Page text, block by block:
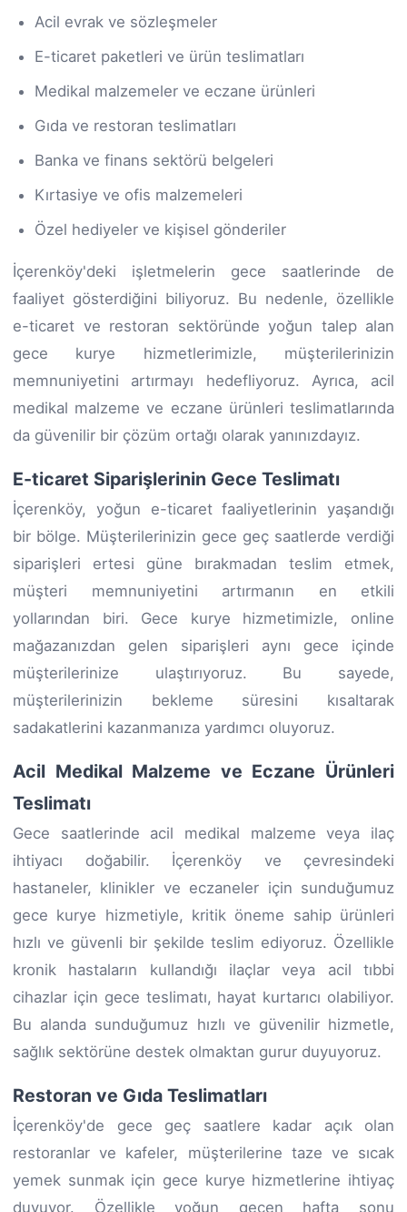
Acil evrak ve sözleşmeler
E-ticaret paketleri ve ürün teslimatları
Medikal malzemeler ve eczane ürünleri
Gıda ve restoran teslimatları
Banka ve finans sektörü belgeleri
Kırtasiye ve ofis malzemeleri
Özel hediyeler ve kişisel gönderiler
İçerenköy'deki işletmelerin gece saatlerinde de
faaliyet gösterdiğini biliyoruz. Bu nedenle, özellikle
e-ticaret ve restoran sektöründe yoğun talep alan
gece kurye hizmetlerimizle, müşterilerinizin
memnuniyetini artırmayı hedefliyoruz. Ayrıca, acil
medikal malzeme ve eczane ürünleri teslimatlarında
da güvenilir bir çözüm ortağı olarak yanınızdayız.
E-ticaret Siparişlerinin Gece Teslimatı
İçerenköy, yoğun e-ticaret faaliyetlerinin yaşandığı
bir bölge. Müşterilerinizin gece geç saatlerde verdiği
siparişleri ertesi güne bırakmadan teslim etmek,
müşteri memnuniyetini artırmanın en etkili
yollarından biri. Gece kurye hizmetimizle, online
mağazanızdan gelen siparişleri aynı gece içinde
müşterilerinize ulaştırıyoruz. Bu sayede,
müşterilerinizin bekleme süresini kısaltarak
sadakatlerini kazanmanıza yardımcı oluyoruz.
Acil Medikal Malzeme ve Eczane Ürünleri
Teslimatı
Gece saatlerinde acil medikal malzeme veya ilaç
ihtiyacı doğabilir. İçerenköy ve çevresindeki
hastaneler, klinikler ve eczaneler için sunduğumuz
gece kurye hizmetiyle, kritik öneme sahip ürünleri
hızlı ve güvenli bir şekilde teslim ediyoruz. Özellikle
kronik hastaların kullandığı ilaçlar veya acil tıbbi
cihazlar için gece teslimatı, hayat kurtarıcı olabiliyor.
Bu alanda sunduğumuz hızlı ve güvenilir hizmetle,
sağlık sektörüne destek olmaktan gurur duyuyoruz.
Restoran ve Gıda Teslimatları
İçerenköy'de gece geç saatlere kadar açık olan
restoranlar ve kafeler, müşterilerine taze ve sıcak
yemek sunmak için gece kurye hizmetlerine ihtiyaç
duyuyor. Özellikle yoğun geçen hafta sonu